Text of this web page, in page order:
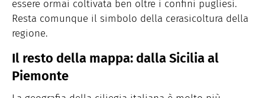
essere ormai coltivata ben oltre i confini pugliesi.
Resta comunque il simbolo della cerasicoltura della
regione.
Il resto della mappa: dalla Sicilia al
Piemonte